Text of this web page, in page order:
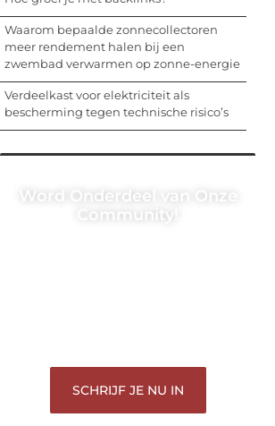
Waarom bepaalde zonnecollectoren
meer rendement halen bij een
zwembad verwarmen op zonne-energie
Verdeelkast voor elektriciteit als
bescherming tegen technische risico’s
Word Onderdeel van Onze
Community!
SCHRIJF JE NU IN